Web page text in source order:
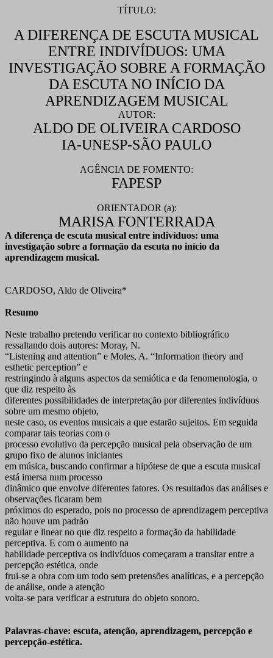
TÍTULO:
A DIFERENÇA DE ESCUTA MUSICAL
ENTRE INDIVÍDUOS: UMA
INVESTIGAÇÃO SOBRE A FORMAÇÃO
DA ESCUTA NO INÍCIO DA
APRENDIZAGEM MUSICAL
AUTOR:
ALDO DE OLIVEIRA CARDOSO
IA-UNESP-SÃO PAULO
AGÊNCIA DE FOMENTO:
FAPESP
ORIENTADOR (a):
MARISA FONTERRADA
A diferença de escuta musical entre indivíduos: uma
investigação sobre a formação da escuta no início da
aprendizagem musical.
CARDOSO, Aldo de Oliveira*
Resumo
Neste trabalho pretendo verificar no contexto bibliográfico
ressaltando dois autores: Moray, N.
“Listening and attention” e Moles, A. “Information theory and
esthetic perception” e
restringindo à alguns aspectos da semiótica e da fenomenologia, o
que diz respeito às
diferentes possibilidades de interpretação por diferentes indivíduos
sobre um mesmo objeto,
neste caso, os eventos musicais a que estarão sujeitos. Em seguida
comparar tais teorias com o
processo evolutivo da percepção musical pela observação de um
grupo fixo de alunos iniciantes
em música, buscando confirmar a hipótese de que a escuta musical
está imersa num processo
dinâmico que envolve diferentes fatores. Os resultados das análises e
observações ficaram bem
próximos do esperado, pois no processo de aprendizagem perceptiva
não houve um padrão
regular e linear no que diz respeito a formação da habilidade
perceptiva. E com o aumento na
habilidade perceptiva os indivíduos começaram a transitar entre a
percepção estética, onde
frui-se a obra com um todo sem pretensões analíticas, e a percepção
de análise, onde a atenção
volta-se para verificar a estrutura do objeto sonoro.
Palavras-chave: escuta, atenção, aprendizagem, percepção e
percepção-estética.